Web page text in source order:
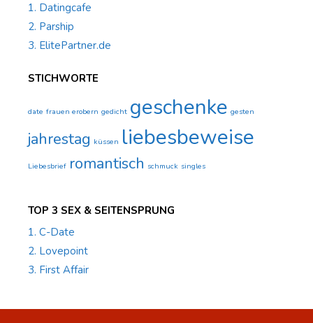
1. Datingcafe
2. Parship
3. ElitePartner.de
STICHWORTE
date frauen erobern gedicht geschenke gesten
jahrestag küssen liebesbeweise
Liebesbrief romantisch schmuck singles
TOP 3 SEX & SEITENSPRUNG
1. C-Date
2. Lovepoint
3. First Affair